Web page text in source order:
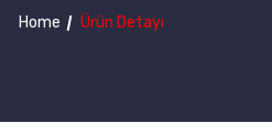
Home Ürün Detayı